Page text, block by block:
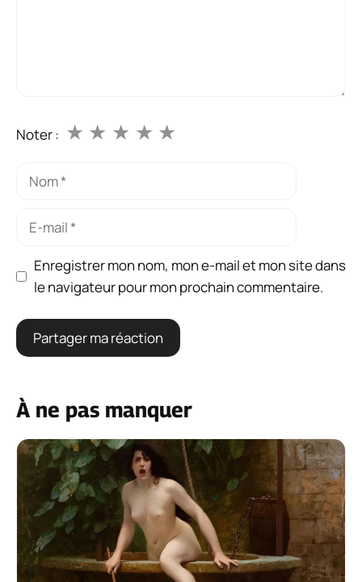
Noter : ★
★
★
★
★
Nom
Enregistrer mon nom, mon e-mail et mon site dans
le navigateur pour mon prochain commentaire.
À ne pas manquer